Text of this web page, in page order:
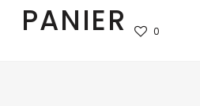
PANIER 0